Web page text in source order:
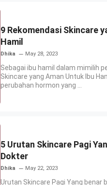
9 Rekomendasi Skincare
Hamil
Dhika May 28, 2023
Sebagai ibu hamil dalam mimilih
Skincare yang Aman Untuk Ibu
perubahan hormon yang ...
5 Urutan Skincare Pagi
Dokter
Dhika May 22, 2023
Urutan Skincare Pagi Yang benar